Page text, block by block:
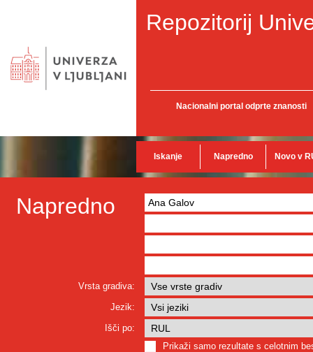
Repozitorij
Nacionalni portal odprte znanosti
Iskanje Napredno Novo v
Napredno
Vrsta gradiva:
Jezik:
Išči po:
Prikaži samo rezultate s celotnim